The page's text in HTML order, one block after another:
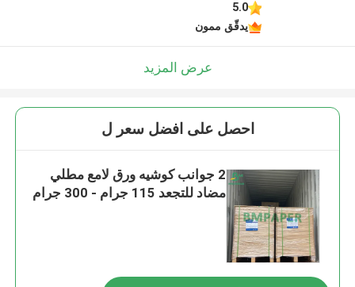
5.0
يدقّق ممون
عرض المزيد
احصل على افضل سعر ل
2 جوانب كوشيه ورق لامع مطلي
مضاد للتجعد 115 جرام - 300 جرام